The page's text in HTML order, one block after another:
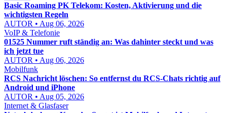
Basic Roaming PK Telekom: Kosten, Aktivierung und die
wichtigsten Regeln
AUTOR • Aug 06, 2026
VoIP & Telefonie
01525 Nummer ruft ständig an: Was dahinter steckt und was
ich jetzt tue
AUTOR • Aug 06, 2026
Mobilfunk
RCS Nachricht löschen: So entfernst du RCS-Chats richtig auf
Android und iPhone
AUTOR • Aug 05, 2026
Internet & Glasfaser